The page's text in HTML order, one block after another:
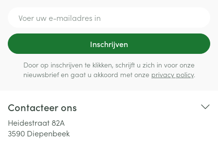
Inschrijven
Door op inschrijven te klikken, schrijft u zich in voor onze
nieuwsbrief en gaat u akkoord met onze privacy policy.
Contacteer ons
Heidestraat 82A
3590 Diepenbeek